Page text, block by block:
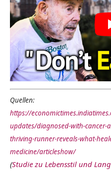
Quellen:
https://
updates/diagnosed-with-cancer-
thriving-runner-reveals-what-
medicine/articleshow/
(Studie zu Lebensstil und